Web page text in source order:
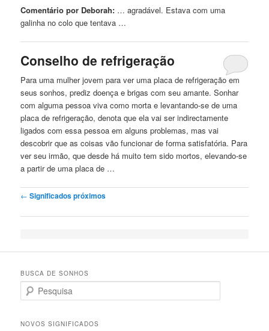
Comentário por Deborah: … agradável. Estavacom uma
galinha no colo que tentava …
Conselho de refrigeração
Para uma mulher jovem para ver uma placa de refrigeração em
seussonhos, prediz doença e brigascom seu amante. Sonhar
com alguma pessoa viva como morta e levantando-se de uma
placa de refrigeração, denota que ela vai ser indirectamente
ligadoscom essa pessoa em alguns problemas, mas vai
descobrir que as coisas vão funcionar de forma satisfatória. Para
ver seu irmão, que desde há muito tem sido mortos, elevando-se
a partir de uma placa de …
Post navigation
← Significados próximos
BUSCA DE SONHOS
Search
NOVOS SIGNIFICADOS